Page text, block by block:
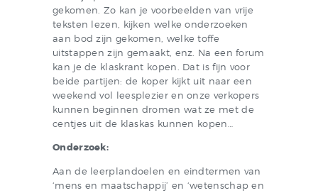
gekomen. Zo kan je voorbeelden van vrije
teksten lezen, kijken welke onderzoeken
aan bod zijn gekomen, welke toffe
uitstappen zijn gemaakt, enz. Na een forum
kan je de klaskrant kopen. Dat is fijn voor
beide partijen: de koper kijkt uit naar een
weekend vol leesplezier en onze verkopers
kunnen beginnen dromen wat ze met de
centjes uit de klaskas kunnen kopen…
Onderzoek:
Aan de leerplandoelen en eindtermen van
‘mens en maatschappij’ en ‘wetenschap en